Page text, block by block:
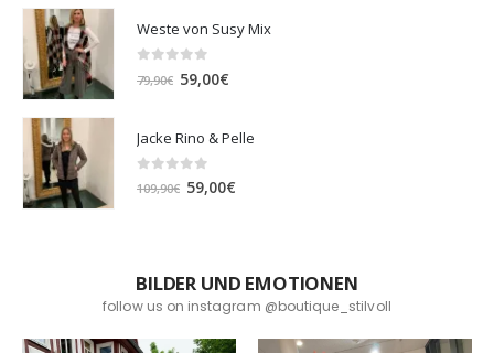
Weste von Susy Mix
out of 5
79,90€ Ursprünglicher
79,90€
59,00€
59,00€.
Jacke Rino & Pelle
out of 5
109,90€ Ursprünglicher
59,00€
BILDER UND EMOTIONEN
follow us on instagram @boutique_stilvoll